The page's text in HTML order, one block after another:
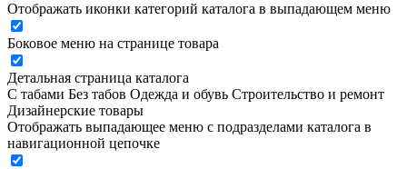
Отображать иконки категорий каталога в выпадающем меню
Боковое меню на странице товара
Детальная страница каталога
С табами Без табов Одежда и обувь Строительство и ремонт
Дизайнерские товары
Отображать выпадающее меню с подразделами каталога в
навигационной цепочке